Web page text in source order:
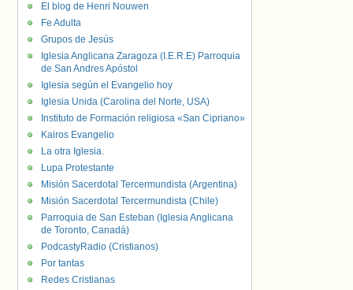
El blog de Henri Nouwen
Fe Adulta
Grupos de Jesús
Iglesia Anglicana Zaragoza (I.E.R.E) Parroquia
de San Andres Apóstol
Iglesia según el Evangelio hoy
Iglesia Unida (Carolina del Norte, USA)
Instituto de Formación religiosa «San Cipriano»
Kairos Evangelio
La otra Iglesia.
Lupa Protestante
Misión Sacerdotal Tercermundista (Argentina)
Misión Sacerdotal Tercermundista (Chile)
Parroquia de San Esteban (Iglesia Anglicana
de Toronto, Canadá)
PodcastyRadio (Cristianos)
Por tantas
Redes Cristianas